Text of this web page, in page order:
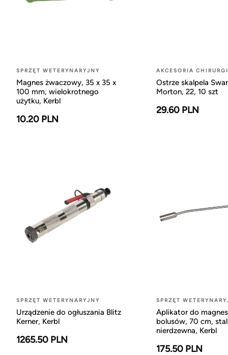
SPRZĘT WETERYNARYJNY
Magnes żwaczowy, 35 x 35 x
100 mm, wielokrotnego
użytku, Kerbl
10.20 PLN
AKCESORIA
Ostrze skalpela
Morton, 22, 10 szt
29.60 PLN
SPRZĘT WETERYNARYJNY
Urządzenie do ogłuszania Blitz
Kerner, Kerbl
1265.50 PLN
SPRZĘT
Aplikator do
bolusów, 70 cm, stal
nierdzewna, Kerbl
175.50 PLN